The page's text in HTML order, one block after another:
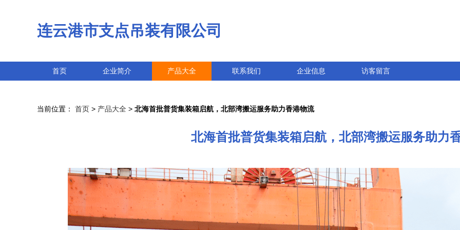
连云港市支点吊装有限公司
首页 企业简介 产品大全 联系我们 企业信息 访客留言
当前位置： 首页 > 产品大全 > 北海首批普货集装箱启航，北部湾搬运服务助力香港物流
北海首批普货集装箱启航，北部湾搬运服务助力